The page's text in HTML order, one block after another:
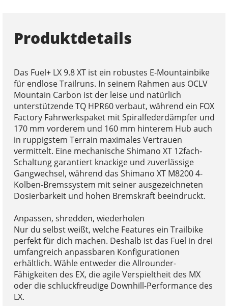
Produktdetails
Das Fuel+ LX 9.8 XT ist ein robustes E-Mountainbike
für endlose Trailruns. In seinem Rahmen aus OCLV
Mountain Carbon ist der leise und natürlich
unterstützende TQ HPR60 verbaut, während ein FOX
Factory Fahrwerkspaket mit Spiralfederdämpfer und
170 mm vorderem und 160 mm hinterem Hub auch
in ruppigstem Terrain maximales Vertrauen
vermittelt. Eine mechanische Shimano XT 12fach-
Schaltung garantiert knackige und zuverlässige
Gangwechsel, während das Shimano XT M8200 4-
Kolben-Bremssystem mit seiner ausgezeichneten
Dosierbarkeit und hohen Bremskraft beeindruckt.
Anpassen, shredden, wiederholen
Nur du selbst weißt, welche Features ein Trailbike
perfekt für dich machen. Deshalb ist das Fuel in drei
umfangreich anpassbaren Konfigurationen
erhältlich. Wähle entweder die Allrounder-
Fähigkeiten des EX, die agile Verspieltheit des MX
oder die schluckfreudige Downhill-Performance des
LX.